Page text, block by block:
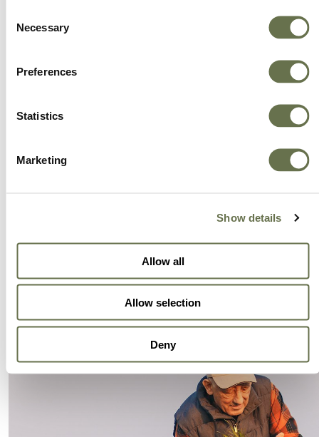
Selection
Necessary
Preferences
Statistics
Marketing
Show details
Allow all
Allow selection
Deny
Ofrecemos más opciones, mejor valor y un gran